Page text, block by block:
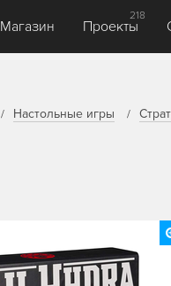
Магазин Проекты
218
Настольные игры